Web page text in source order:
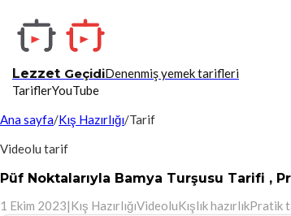
Lezzet GeçidiDenenmiş yemek tarifleri
TariflerYouTube
Ana sayfa/Kış Hazırlığı/Tarif
Videolu tarif
Püf Noktalarıyla Bamya Turşusu Tarifi ,
1 Ekim 2023|Kış HazırlığıVideoluKışlık hazırlıkPratik